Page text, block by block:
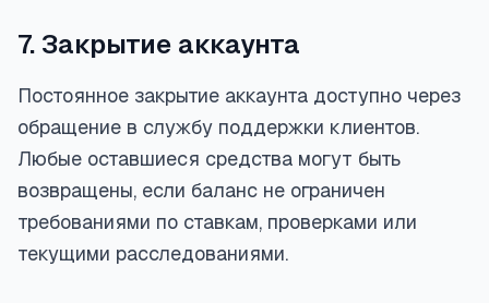
7. Закрытие аккаунта
Постоянное закрытие аккаунта доступно через
обращение в службу поддержки клиентов.
Любые оставшиеся средства могут быть
возвращены, если баланс не ограничен
требованиями по ставкам, проверками или
текущими расследованиями.